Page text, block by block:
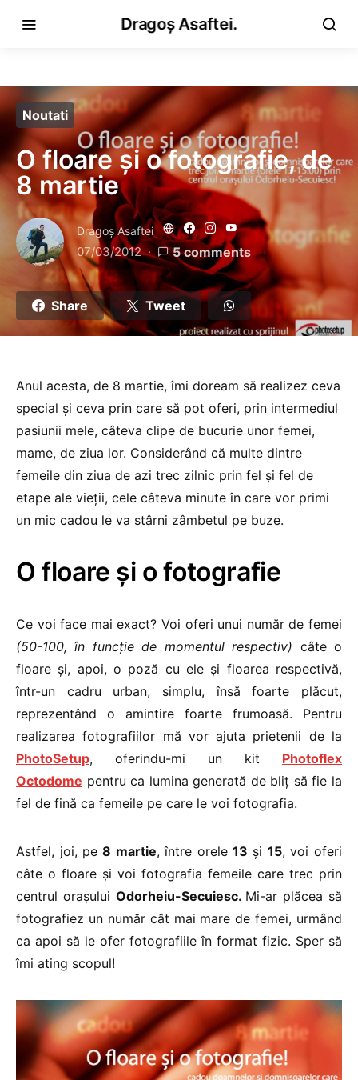
Dragoș Asaftei.
Noutati
O floare și o fotografie, de
8 martie
Dragoş Asaftei
07/03/2012 5 comments
Share Tweet
Anul acesta, de 8 martie, îmi doream să realizez ceva
special și ceva prin care să pot oferi, prin intermediul
pasiunii mele, câteva clipe de bucurie unor femei,
mame, de ziua lor. Considerând că multe dintre
femeile din ziua de azi trec zilnic prin fel și fel de
etape ale vieții, cele câteva minute în care vor primi
un mic cadou le va stârni zâmbetul pe buze.
O floare și o fotografie
Ce voi face mai exact? Voi oferi unui număr de femei
(50-100, în funcție de momentul respectiv) câte o
floare și, apoi, o poză cu ele și floarea respectivă,
într-un cadru urban, simplu, însă foarte plăcut,
reprezentând o amintire foarte frumoasă. Pentru
realizarea fotografiilor mă vor ajuta prietenii de la
PhotoSetup, oferindu-mi un kit Photoflex
Octodome pentru ca lumina generată de bliț să fie la
fel de fină ca femeile pe care le voi fotografia.
Astfel, joi, pe 8 martie, între orele13 și 15, voi oferi
câte o floare și voi fotografia femeile care trec prin
centrul orașului Odorheiu-Secuiesc. Mi-ar plăcea să
fotografiez un număr cât mai mare de femei, urmând
ca apoi să le ofer fotografiile în format fizic. Sper să
îmi ating scopul!